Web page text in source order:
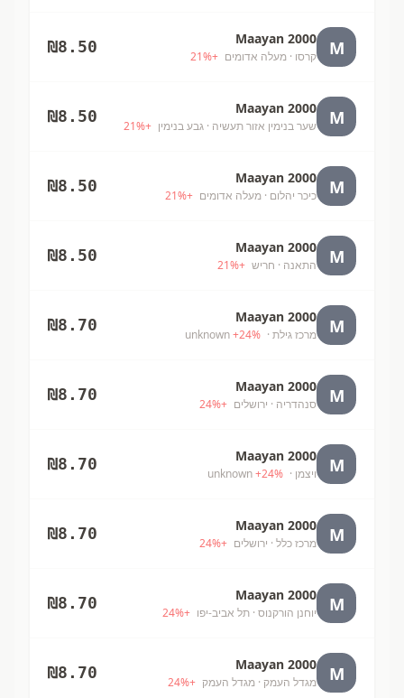
M
Maayan 2000
קרסו · מעלה אדומים +
21%
₪8.50
M
Maayan 2000
שער בנימין אזור תעשיה · גבע בנימין +
21%
₪8.50
M
Maayan 2000
כיכר יהלום · מעלה אדומים +
21%
₪8.50
M
Maayan 2000
התאנה · חריש +
21%
₪8.50
M
Maayan 2000
מרכז גילת · unknown
+24%
₪8.70
M
Maayan 2000
סנהדריה · ירושלים +
24%
₪8.70
M
Maayan 2000
ויצמן · unknown
+24%
₪8.70
M
Maayan 2000
מרכז כלל · ירושלים +
24%
₪8.70
M
Maayan 2000
יוחנן הורקנוס · תל אביב-יפו +
24%
₪8.70
M
Maayan 2000
מגדל העמק · מגדל העמק +
24%
₪8.70